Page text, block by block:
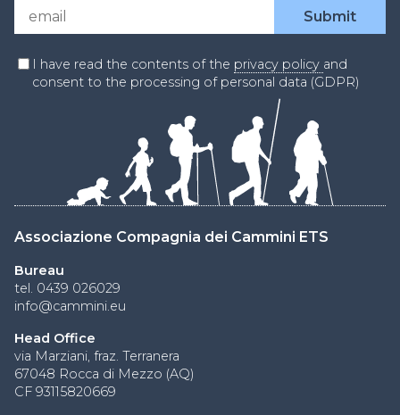
Associazione Compagnia dei Cammini ETS
Bureau
tel. 0439 026029
info@cammini.eu
Head Office
via Marziani, fraz. Terranera
67048 Rocca di Mezzo (AQ)
CF 93115820669
I have read the contents of the privacy policy and
consent to the processing of personal data (GDPR)